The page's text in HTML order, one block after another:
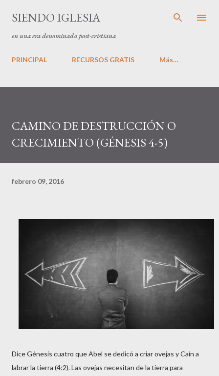
Ir al contenido principal
SIENDO IGLESIA
en una era denominada post-cristiana
PRINCIPAL RECURSOS GRATIS Más…
CAMINO DE DESTRUCCIÓN O
CRECIMIENTO (GÉNESIS 4-5)
febrero 09, 2016
Dice Génesis cuatro que Abel se dedicó a criar ovejas y Caín a
labrar la tierra (4:2). Las ovejas necesitan de la tierra para